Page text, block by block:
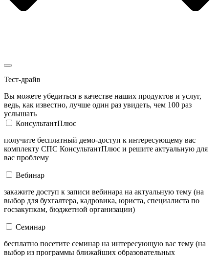
Тест-драйв
Вы можете убедиться в качестве наших продуктов и услуг,
ведь, как известно, лучше один раз увидеть, чем 100 раз
услышать
КонсультантПлюс
получите бесплатный демо-доступ к интересующему вас
комплекту СПС КонсультантПлюс и решите актуальную для
вас проблему
Вебинар
закажите доступ к записи вебинара на актуальную тему (на
выбор для бухгалтера, кадровика, юриста, специалиста по
госзакупкам, бюджетной организации)
Семинар
бесплатно посетите семинар на интересующую вас тему (на
выбор из программы ближайших образовательных